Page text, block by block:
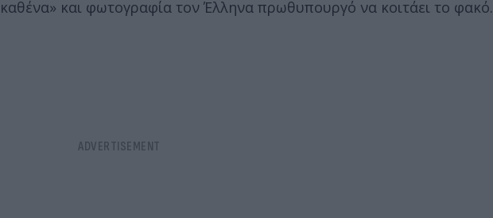
καθένα» και φωτογραφία τον Έλληνα πρωθυπουργό να κοιτάει το φακό.